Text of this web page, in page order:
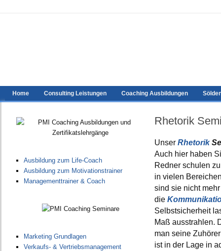
Home Consulting Leistungen Coaching Ausbildungen
Rhetorik
Unser Rhetorik
Auch hier haben
Redner schulen
in vielen
sind sie nicht
die
Selbstsicherheit
Maß ausstrahlen.
man seine
ist in der Lage in
Ausbildung zum Life-Coach
Ausbildung zum Motivationstrainer
Managementtrainer & Coach
Marketing Grundlagen
Verkaufs- & Vertriebsmanagement